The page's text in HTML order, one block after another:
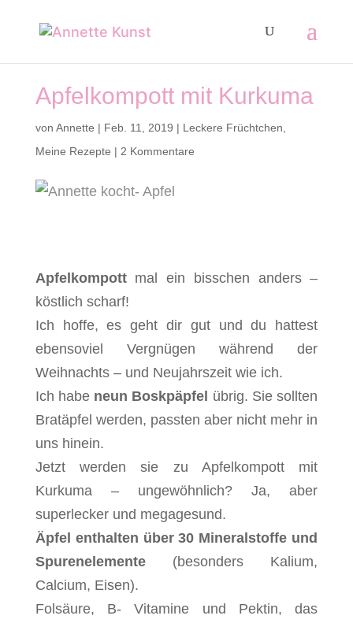
Apfelkompott mit Kurkuma
von Annette | Feb. 11, 2019 | Leckere Früchtchen
Meine Rezepte | 2 Kommentare
Apfelkompottmal ein bisschen anders –
köstlich scharf!
Ich hoffe, es geht dir gut und du hattest
ebensoviel Vergnügen während der
Weihnachts – und Neujahrszeit wie ich.
Ich habe neun Boskpäpfel übrig. Sie sollten
Bratäpfel werden, passten aber nicht mehr in
uns hinein.
Jetzt werden sie zu Apfelkompott mit
Kurkuma – ungewöhnlich? Ja, aber
superlecker und megagesund.
Äpfel enthalten über 30 Mineralstoffe und
Spurenelemente(besonders Kalium,
Calcium, Eisen).
Folsäure, B- Vitamine und Pektin, das